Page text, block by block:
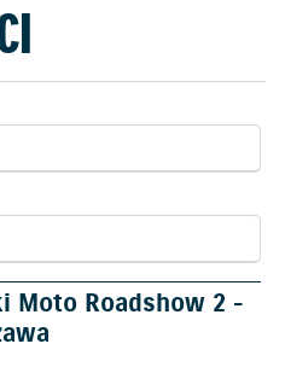
Moto Roadshow 2 -